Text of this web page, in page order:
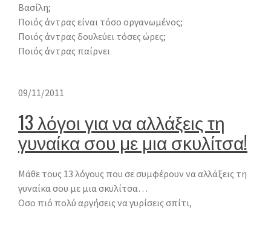
Βασίλη;
Ποιός άντρας είναι τόσο οργανωμένος;
Ποιός άντρας δουλεύει τόσες ώρες;
Ποιός άντρας παίρνει
09/11/2011
13 λόγοι για να αλλάξεις τη
γυναίκα σου με μια σκυλίτσα!
Μάθε τους 13 λόγους που σε συμφέρουν να αλλάξεις τη
γυναίκα σου με μια σκυλίτσα…
Οσο πιό πολύ αργήσεις να γυρίσεις σπίτι,